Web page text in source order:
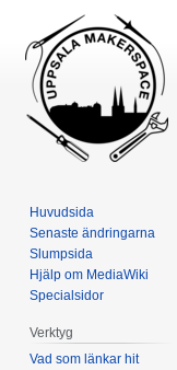
Huvudsida
Senaste ändringarna
Slumpsida
Hjälp om MediaWiki
Specialsidor
Verktyg
Vad som länkar hit